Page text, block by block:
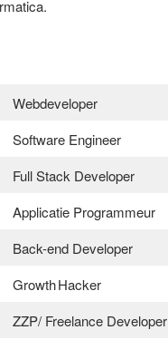
Webdeveloper​
Software Engineer​
Full Stack Developer​
Applicatie Programmeur​
Back-end Developer​
Growth Hacker​
ZZP/ Freelance Developer​